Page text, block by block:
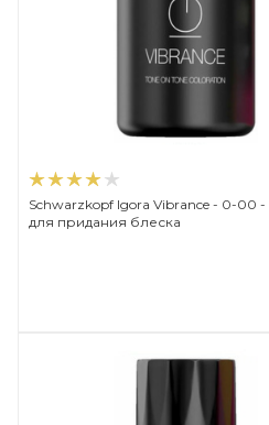
Schwarzkopf Igora Vibrance - 0-00 - Безпигментный оттенок
для придания блеска